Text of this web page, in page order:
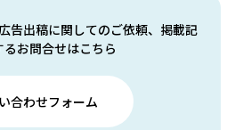
告出稿に関してのご依頼、掲載記
るお問合せはこちら
合わせフォーム